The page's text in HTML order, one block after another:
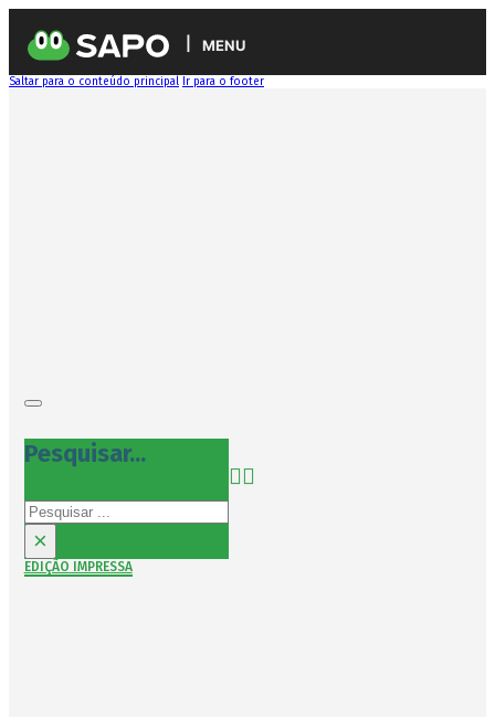
MENU
Saltar para o conteúdo principal Ir para o footer
Pesquisar...
Pesquisar
×
EDIÇÃO IMPRESSA